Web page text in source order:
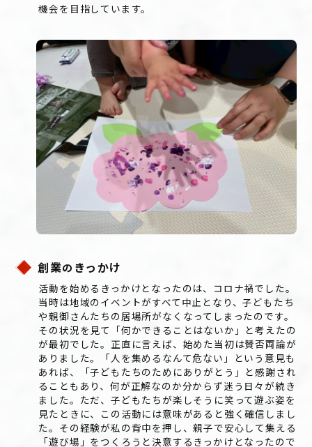
機会を目指しています。
創業の きっかけ
活動を始めるきっかけとなったのは、コロナ禍でした。
当時は地域のイベントがすべて中止となり、子どもたち
や親御さんたちの居場所がなくなってしまったのです。
その状況を見て「何かできることはないか」と考えたの
が最初でした。正直に言えば、始めた当初は賛否両論が
ありました。「人を集めるなんて危ない」という意見も
あれば、「子どもたちのためにありがとう」と感謝され
ることもあり、何が正解なのか分からず迷う日々が続き
ました。ただ、子どもたちが楽しそうに笑って遊ぶ姿を
見たときに、この活動には意味があると強く確信しまし
た。その経験が私の背中を押し、親子で安心して集える
「遊び場」をつくろうと決意するきっかけとなったので